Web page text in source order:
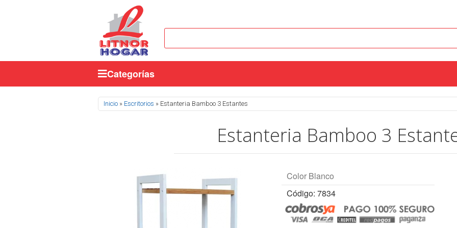
Categorías
Se encuentra usted aquí
Inicio » Escritorios » Estanteria Bamboo 3 Estantes
Estanteria Bamboo 3
Color Blanco
Código: 7834